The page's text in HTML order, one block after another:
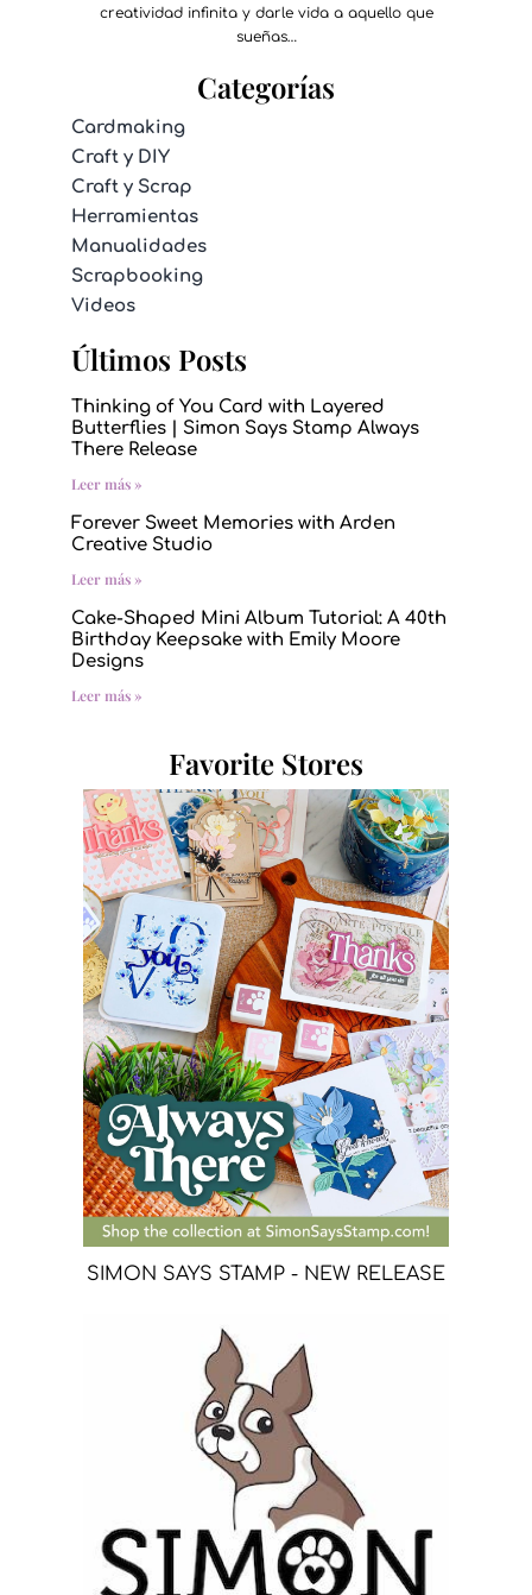
creatividad infinita y darle vida a aquello que
sueñas…
Categorías
Cardmaking
Craft y DIY
Craft y Scrap
Herramientas
Manualidades
Scrapbooking
Videos
Últimos Posts
Thinking of You Card with Layered
Butterflies | Simon Says Stamp Always
There Release
Leer más »
Forever Sweet Memories with Arden
Creative Studio
Leer más »
Cake-Shaped Mini Album Tutorial: A 40th
Birthday Keepsake with Emily Moore
Designs
Leer más »
Favorite Stores
SIMON SAYS STAMP - NEW RELEASE